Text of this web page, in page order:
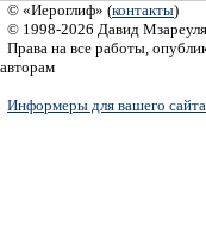
© «Иероглиф» (контакты)
© 1998-2026 Давид
Права на все работы,
авторам
Информеры для вашего сайта